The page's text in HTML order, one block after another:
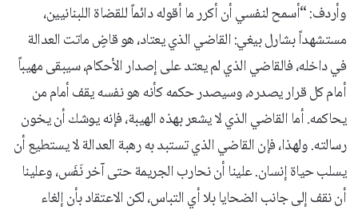
وأردف: “أسمح لنفسي أن أكرر ما أقوله دائماً للقضاة اللبنانيين،
مستشهداً بشارل بيغي: القاضي الذي يعتاد، هو قاضٍ ماتت العدالة
في داخله، فالقاضي الذي لم يعتد على إصدار الأحكام، سيبقى مهيباً
أمام كل قرار يصدره، وسيصدر حكمه كأنه هو نفسه يقف أمام من
يحاكمه. أما القاضي الذي لا يشعر بهذه الهيبة، فإنه يوشك أن يخون
رسالته. ولهذا، فإن القاضي الذي تستبد به رهبة العدالة لا يستطيع أن
يسلب حياة إنسان. علينا أن نحارب الجريمة حتى آخر نَفَس، وعلينا
أن نقف إلى جانب الضحايا بلا أي التباس، لكن الاعتقاد بأن إلغاء